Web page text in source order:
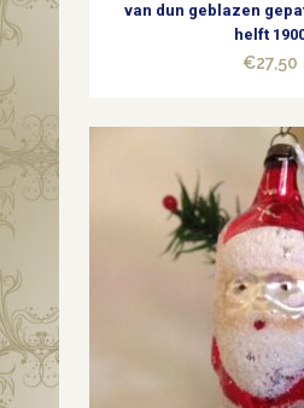
van dun geblazen
helft
€27,50